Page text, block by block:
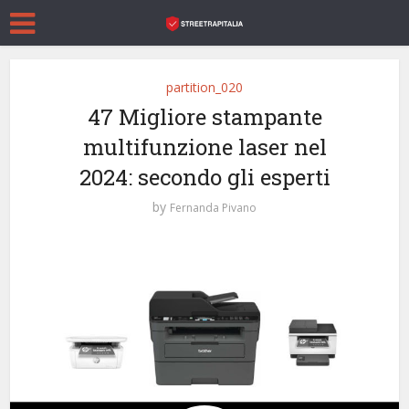
partition_020
47 Migliore stampante
multifunzione laser nel
2024: secondo gli esperti
by Fernanda Pivano